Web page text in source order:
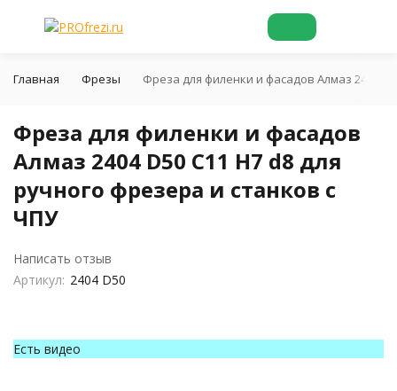
Главная Фрезы Фреза для филенки и фасадов Алмаз 2404
Фреза для филенки и фасадов
Алмаз 2404 D50 C11 H7 d8 для
ручного фрезера и станков с
ЧПУ
Написать отзыв
Артикул: 2404 D50
Есть видео